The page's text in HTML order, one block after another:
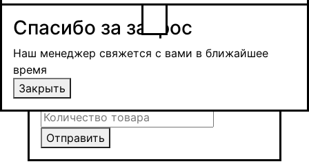
Заказ товара
Уведомить о поступлении
Спасибо за заявку
Наш менеджер свяжется с вами в ближайшее
время и обсудит сроки поставки и условия
оплаты
Закрыть
Получить оптовую цену
Отправить
Спасибо за запрос
Наш менеджер свяжется с вами в ближайшее
время
Закрыть